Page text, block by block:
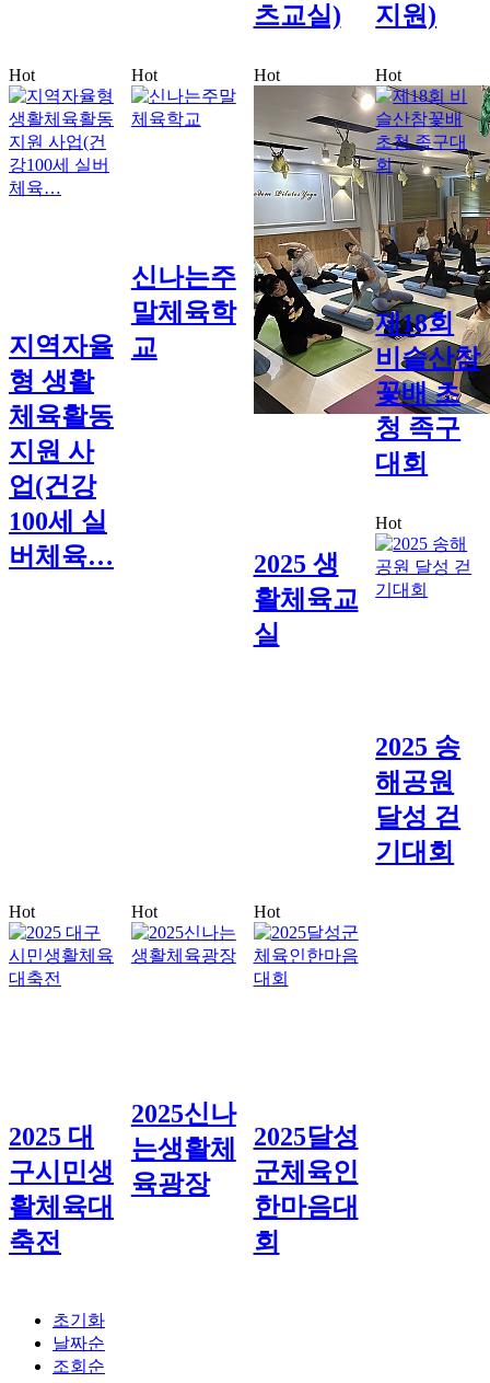
츠교실)
지원)
Hot
지역자율
형 생활
체육활동
지원 사
업(건강
100세 실
버체육…
Hot
신나는주
말체육학
교
Hot
2025 생
활체육교
실
Hot
제18회
비슬산참
꽃배 초
청 족구
대회
Hot
2025 송
해공원
달성 걷
기대회
Hot
2025 대
구시민생
활체육대
축전
Hot
2025신나
는생활체
육광장
Hot
2025달성
군체육인
한마음대
회
초기화
날짜순
조회순